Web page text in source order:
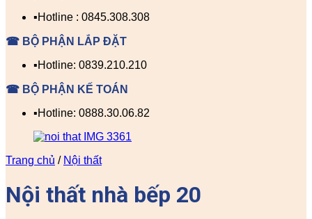
▪️Hotline : 0845.308.308
☎ BỘ PHẬN LẮP ĐẶT
▪️Hotline: 0839.210.210
☎ BỘ PHẬN KẾ TOÁN
▪️Hotline: 0888.30.06.82
Trang chủ / Nội thất
Nội thất nhà bếp 20